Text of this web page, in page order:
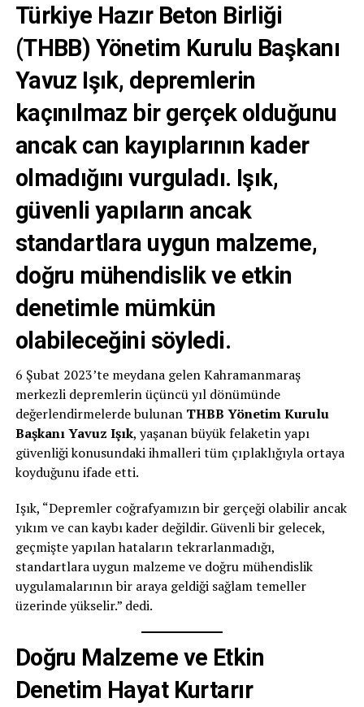
Türkiye Hazır Beton Birliği
(THBB) Yönetim Kurulu Başkanı
Yavuz Işık, depremlerin
kaçınılmaz bir gerçek olduğunu
ancak can kayıplarının kader
olmadığını vurguladı. Işık,
güvenli yapıların ancak
standartlara uygun malzeme,
doğru mühendislik ve etkin
denetimle mümkün
olabileceğini söyledi.
6 Şubat 2023’te meydana gelen Kahramanmaraş
merkezli depremlerin üçüncü yıl dönümünde
değerlendirmelerde bulunan THBB Yönetim Kurulu
Başkanı Yavuz Işık, yaşanan büyük felaketin yapı
güvenliği konusundaki ihmalleri tüm çıplaklığıyla ortaya
koyduğunu ifade etti.
Işık, “Depremler coğrafyamızın bir gerçeği olabilir ancak
yıkım ve can kaybı kader değildir. Güvenli bir gelecek,
geçmişte yapılan hataların tekrarlanmadığı,
standartlara uygun malzeme ve doğru mühendislik
uygulamalarının bir araya geldiği sağlam temeller
üzerinde yükselir.” dedi.
Doğru Malzeme ve Etkin
Denetim Hayat Kurtarır